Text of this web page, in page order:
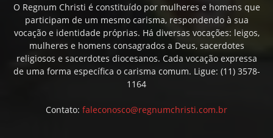
O Regnum Christi é constituído por mulheres e homens que
participam de um mesmo carisma, respondendo à sua
vocação e identidade próprias. Há diversas vocações: leigos,
mulheres e homens consagrados a Deus, sacerdotes
religiosos e sacerdotes diocesanos. Cada vocação expressa
de uma forma específica o carisma comum. Ligue: (11) 3578-
1164
Contato: faleconosco@regnumchristi.com.br